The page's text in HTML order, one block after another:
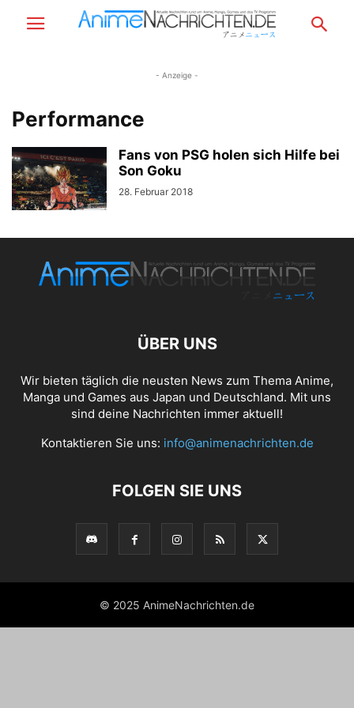
- Anzeige -
Performance
Fans von PSG holen sich Hilfe bei
Son Goku
28. Februar 2018
ÜBER UNS
Wir bieten täglich die neusten News zum Thema Anime,
Manga und Games aus Japan und Deutschland. Mit uns
sind deine Nachrichten immer aktuell!
Kontaktieren Sie uns: info@animenachrichten.de
FOLGEN SIE UNS
© 2025 AnimeNachrichten.de